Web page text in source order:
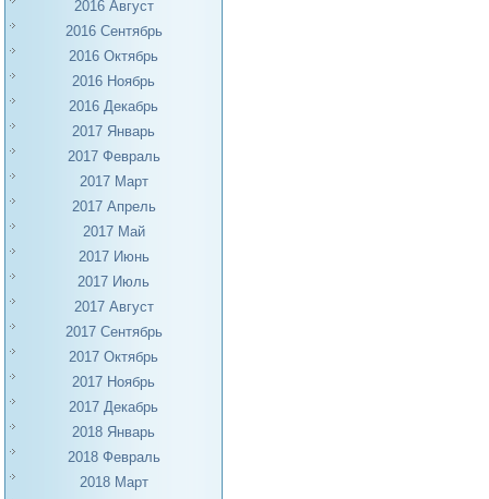
2016 Август
2016 Сентябрь
2016 Октябрь
2016 Ноябрь
2016 Декабрь
2017 Январь
2017 Февраль
2017 Март
2017 Апрель
2017 Май
2017 Июнь
2017 Июль
2017 Август
2017 Сентябрь
2017 Октябрь
2017 Ноябрь
2017 Декабрь
2018 Январь
2018 Февраль
2018 Март